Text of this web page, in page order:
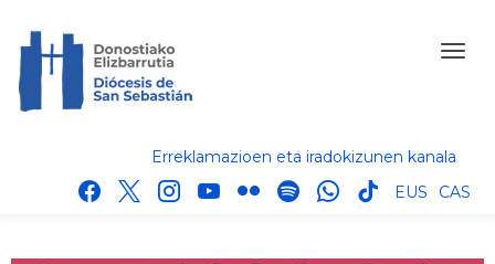
Erreklamazioen eta iradokizunen kanala
facebook
x instagram
youtube
flickr spotifywhatsapp
tik
EUS CAS